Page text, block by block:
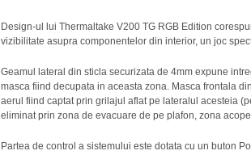
Design-ul lui Thermaltake V200 TG RGB Edition
vizibilitate asupra componentelor din interior, un joc
Geamul lateral din sticla securizata de 4mm expune
masca fiind decupata in aceasta zona. Masca frontala
aerul fiind captat prin grilajul aflat pe lateralul acesteia
eliminat prin zona de evacuare de pe plafon, zona
Partea de control a sistemului este dotata cu un buton